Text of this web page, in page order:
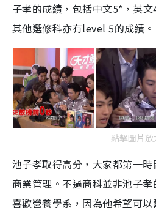
子孝的成績，包括中文5*，英
其他選修科亦有level 5的成績。
點擊圖片放
池子孝取得高分，大家都第一
商業管理。不過商科並非池子
喜歡營養學系，因為他希望可以